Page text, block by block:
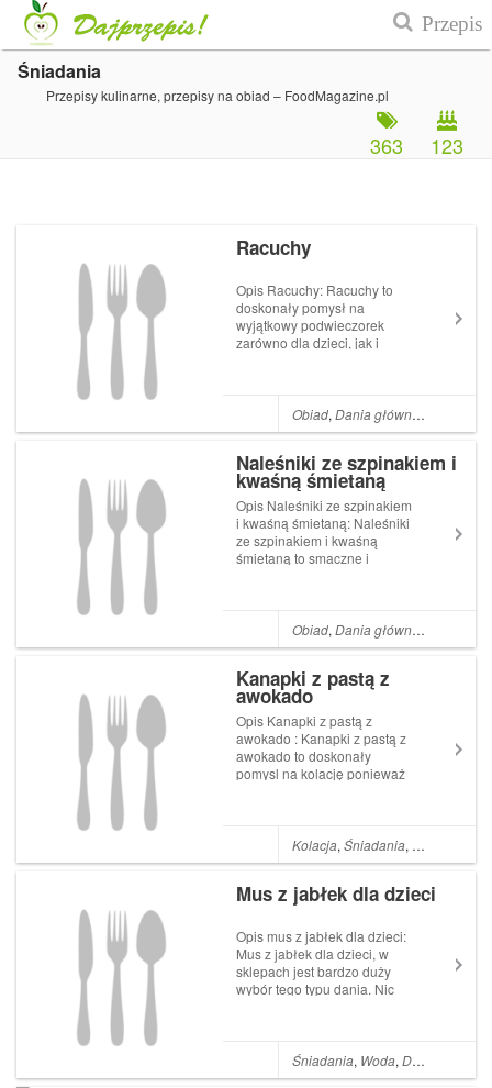
Śniadania
Przepisy kulinarne, przepisy na obiad – FoodMagazine.pl
123
363
Racuchy
Opis Racuchy: Racuchy to
doskonały pomysł na
wyjątkowy podwieczorek
zarówno dla dzieci, jak i
placki, które są podawane na
słodko. Pamiętajmy, że do ich
Obiad,Dania główne ,
Naleśniki ze szpinakiem i
kwaśną śmietaną
Opis Naleśniki ze szpinakiem
i kwaśną śmietaną: Naleśniki
ze szpinakiem i kwaśną
śmietaną to smaczne i
odpowiedni sposób jest rajem
dla naszych kubków
Obiad,Dania główne ,
Kanapki z pastą z
awokado
Opis Kanapki z pastą z
awokado : Kanapki z pastą z
awokado to doskonały
pomysl na kolację ponieważ
dodawać do mlecznych
shaków po treningowych, a
dodatkami,...
Kolacja,Śniadania, Kanapki
Mus z jabłek dla dzieci
Opis mus z jabłek dla dzieci:
Mus z jabłek dla dzieci, w
sklepach jest bardzo duży
wybór tego typu dania. Nic
bez żadnych sztucznych
dodatków i konserwantów.
Śniadania, Woda,Dania dla dzieci